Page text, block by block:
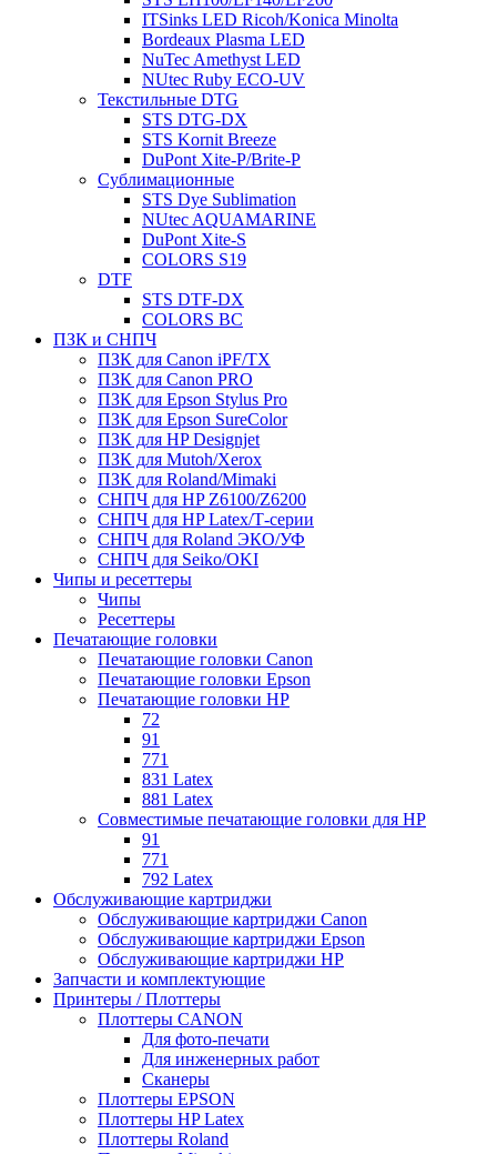
ITSinks LED Ricoh/Konica Minolta
Bordeaux Plasma LED
NuTec Amethyst LED
NUtec Ruby ECO-UV
Текстильные DTG
STS DTG-DX
STS Kornit Breeze
DuPont Xite-P/Brite-P
Сублимационные
STS Dye Sublimation
NUtec AQUAMARINE
DuPont Xite-S
COLORS S19
DTF
STS DTF-DX
COLORS BC
ПЗК и СНПЧ
ПЗК для Canon iPF/TX
ПЗК для Canon PRO
ПЗК для Epson Stylus Pro
ПЗК для Epson SureColor
ПЗК для HP Designjet
ПЗК для Mutoh/Xerox
ПЗК для Roland/Mimaki
СНПЧ для HP Z6100/Z6200
СНПЧ для HP Latex/Т-cерии
СНПЧ для Roland ЭКО/УФ
СНПЧ для Seiko/OKI
Чипы и ресеттеры
Чипы
Ресеттеры
Печатающие головки
Печатающие головки Canon
Печатающие головки Epson
Печатающие головки HP
72
91
771
831 Latex
881 Latex
Совместимые печатающие головки для HP
91
771
792 Latex
Обслуживающие картриджи
Обслуживающие картриджи Canon
Обслуживающие картриджи Epson
Обслуживающие картриджи HP
Запчасти и комплектующие
Принтеры / Плоттеры
Плоттеры CANON
Для фото-печати
Для инженерных работ
Сканеры
Плоттеры EPSON
Плоттеры HP Latex
Плоттеры Roland